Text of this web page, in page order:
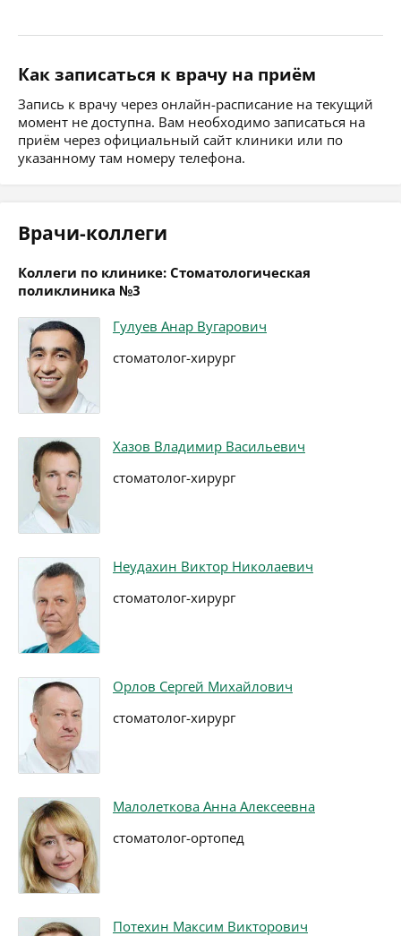
Как записаться к врачу на приём
Запись к врачу через онлайн-расписание на текущий
момент не доступна. Вам необходимо записаться на
приём через официальный сайт клиники или по
указанному там номеру телефона.
Врачи-коллеги
Коллеги по клинике: Стоматологическая
поликлиника №3
Гулуев Анар Вугарович
стоматолог-хирург
Хазов Владимир Васильевич
стоматолог-хирург
Неудахин Виктор Николаевич
стоматолог-хирург
Орлов Сергей Михайлович
стоматолог-хирург
Малолеткова Анна Алексеевна
стоматолог-ортопед
Потехин Максим Викторович